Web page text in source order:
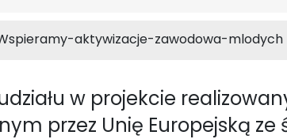
aktywizacje-zawodowa-mlodych
w projekcie
przez Unię Europejską ze